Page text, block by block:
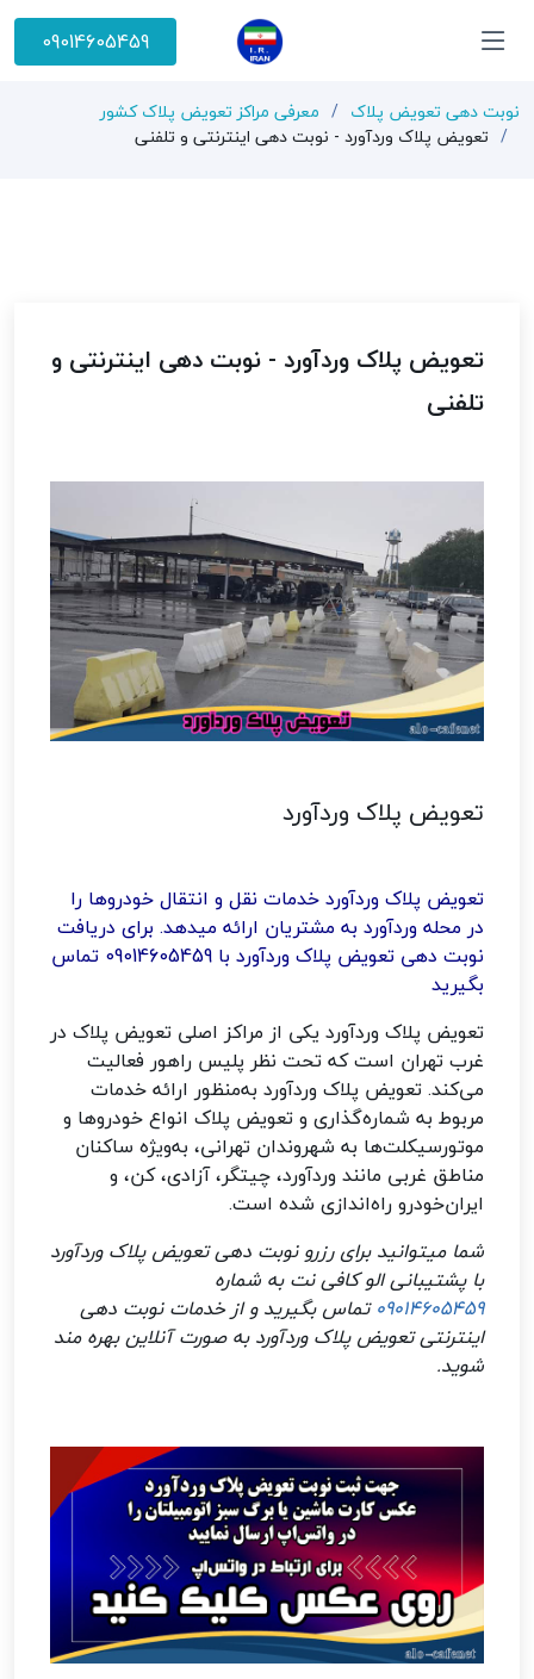
09014605459
نوبت دهی تعویض پلاک
معرفی مراکز تعویض پلاک کشور
تعویض پلاک وردآورد - نوبت دهی اینترنتی و تلفنی
تعویض پلاک وردآورد - نوبت دهی اینترنتی و
تلفنی
تعویض پلاک وردآورد
تعویض پلاک وردآورد خدمات نقل و انتقال خودروها را
در محله وردآورد به مشتریان ارائه میدهد. برای دریافت
نوبت دهی تعویض پلاک وردآورد با 09014605459 تماس
بگیرید
تعویض پلاک وردآورد یکی از مراکز اصلی تعویض پلاک در
غرب تهران است که تحت نظر پلیس راهور فعالیت
می‌کند. تعویض پلاک وردآورد به‌منظور ارائه خدمات
مربوط به شماره‌گذاری و تعویض پلاک انواع خودروها و
موتورسیکلت‌ها به شهروندان تهرانی، به‌ویژه ساکنان
مناطق غربی مانند وردآورد، چیتگر، آزادی، کن، و
ایران‌خودرو راه‌اندازی شده است.
شما میتوانید برای رزرو نوبت دهی تعویض پلاک وردآورد
با پشتیبانی الو کافی نت به شماره
09014605459 تماس بگیرید و از خدمات نوبت دهی
اینترنتی تعویض پلاک وردآورد به صورت آنلاین بهره مند
شوید.